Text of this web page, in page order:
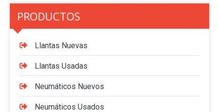
PRODUCTOS
Llantas Nuevas
Llantas Usadas
Neumáticos Nuevos
Neumáticos Usados